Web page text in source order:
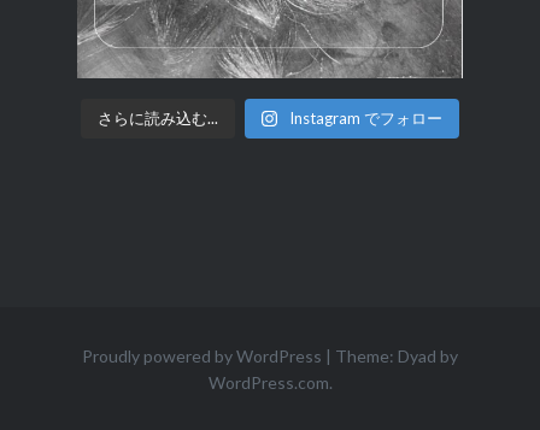
さらに読み込む... Instagram でフォロー
Proudly powered by WordPress
Theme: Dyad by
WordPress.com.